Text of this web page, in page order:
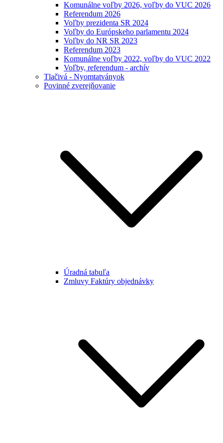
Komunálne voľby 2026, voľby do VUC 2026
Referendum 2026
Voľby prezidenta SR 2024
Voľby do Európskeho parlamentu 2024
Voľby do NR SR 2023
Referendum 2023
Komunálne voľby 2022, voľby do VUC 2022
Voľby, referendum - archív
Tlačivá - Nyomtatványok
Povinné zverejňovanie
Úradná tabuľa
Zmluvy Faktúry objednávky